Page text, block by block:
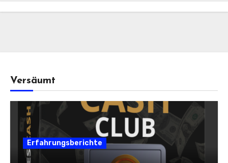
Versäumt
Erfahrungsberichte